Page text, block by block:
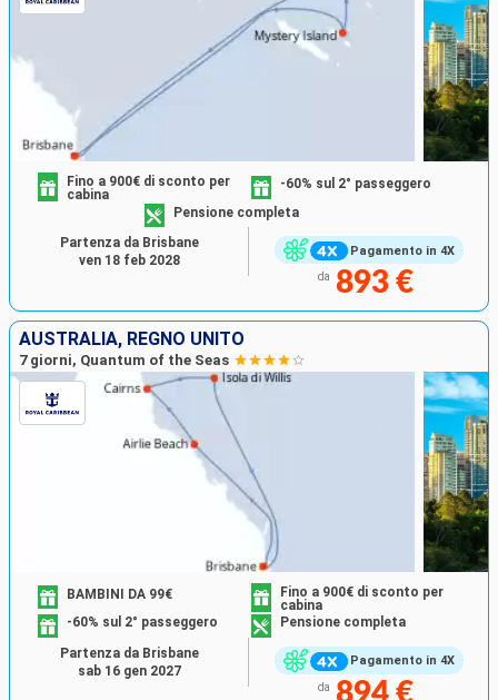
Pagamento in 4X
Fino a 900€ di sconto per
cabina
-60% sul 2° passeggero
Pensione completa
da 893 €
Partenza da Brisbane
ven 18 feb 2028
AUSTRALIA, REGNO UNITO
7 giorni, Quantum of the Seas
Pagamento in 4X
BAMBINI DA 99€
Fino a 900€ di sconto per
cabina
-60% sul 2° passeggero
Pensione completa
da 894 €
Partenza da Brisbane
sab 16 gen 2027